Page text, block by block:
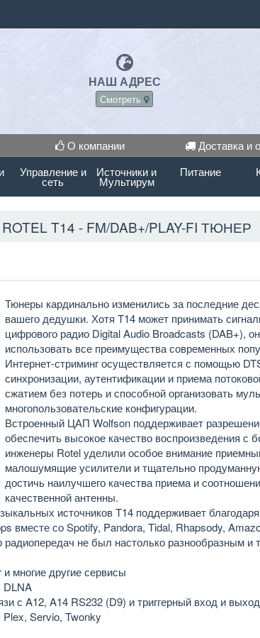
НАШ АДРЕС
Смотреть
О компании Доставка и
Управление и
сеть
Источники и
Мультирум
Питание
ROTEL T14 - FM/DAB+/PLAY-FI ТЮНЕР
Тюнеры кардинально изменились за последние
вашего дедушки. Хотя T14 может принимать
цифрового радио Digital Audio Broadcasts (DAB+),
использовать все преимущества современных
Интернет-стриминг осуществляется с помощью
синхронизации, аутентификации и приема
сжатием без потерь и способной организовать
многопользовательские конфигурации.
Встроенный ЦАП Wolfson поддерживает
обеспечить высокое качество воспроизведения с
инженеры Rotel уделили особое внимание
малошумящие усилители и тщательно
достичь наилучшего качества приема и
качественной антенны.
источников T14 поддерживает
вместе со Spotify, Pandora, Tidal, Rhapsody,
не был настолько разнообразным и
многие другие сервисы
DLNA
с A12, A14 RS232 (D9) и триггерный вход и выход
Servio, Twonky